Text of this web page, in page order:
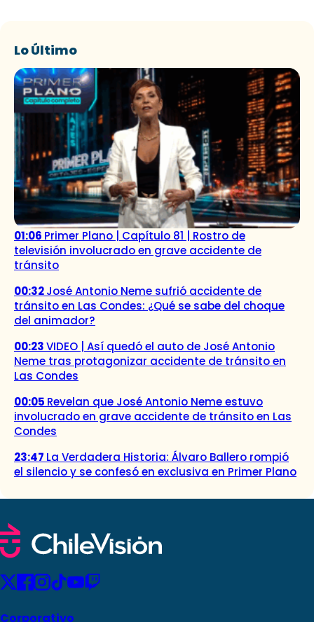
Lo Último
01:06 Primer Plano | Capítulo 81 | Rostro de
televisión involucrado en grave accidente de
tránsito
00:32José Antonio Neme sufrió accidente de
tránsito en Las Condes: ¿Qué se sabe del choque
del animador?
00:23VIDEO | Así quedó el auto de José Antonio
Neme tras protagonizar accidente de tránsito en
Las Condes
00:05 Revelan que José Antonio Neme estuvo
involucrado en grave accidente de tránsito en Las
Condes
23:47 La Verdadera Historia: Álvaro Ballero rompió
el silencio y se confesó en exclusiva en Primer Plano
Corporativo